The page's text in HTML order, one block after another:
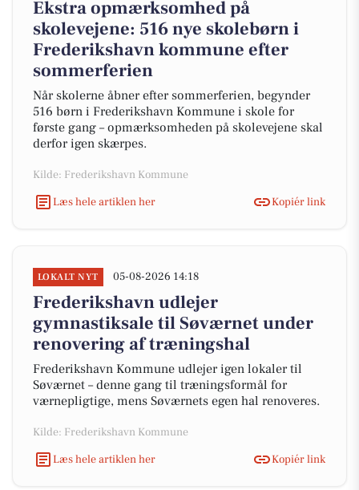
Ekstra opmærksomhed på
skolevejene: 516 nye skolebørn i
Frederikshavn kommune efter
sommerferien
Når skolerne åbner efter sommerferien, begynder
516 børn i Frederikshavn Kommune i skole for
første gang – opmærksomheden på skolevejene skal
derfor igen skærpes.
Kilde: Frederikshavn Kommune
Læs hele artiklen her
Kopiér link
LOKALT NYT 05-08-2026 14:18
Frederikshavn udlejer
gymnastiksale til Søværnet under
renovering af træningshal
Frederikshavn Kommune udlejer igen lokaler til
Søværnet – denne gang til træningsformål for
værnepligtige, mens Søværnets egen hal renoveres.
Kilde: Frederikshavn Kommune
Læs hele artiklen her
Kopiér link